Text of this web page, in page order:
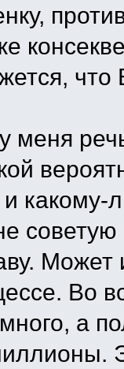
что
меня
какому-
Может
Во
а